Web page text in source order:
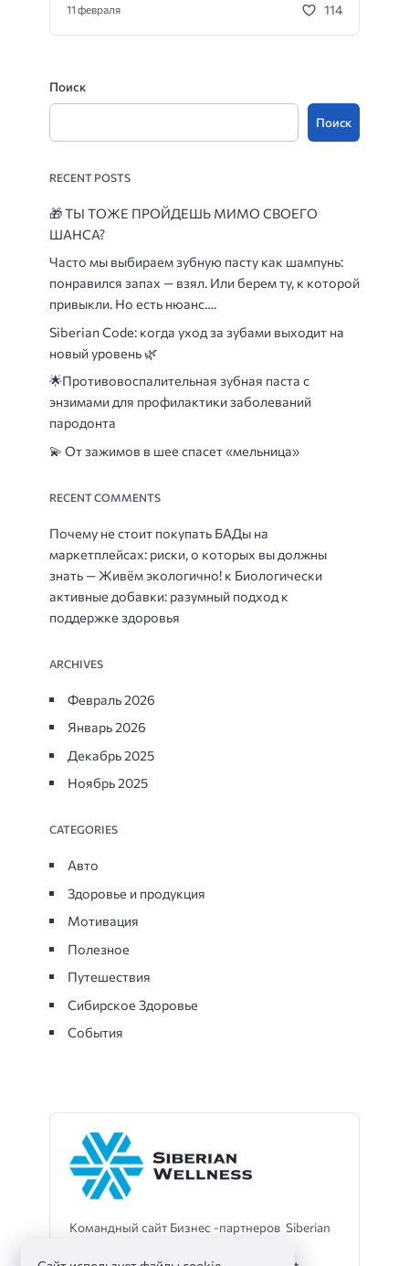
11 февраля 114
Поиск
Поиск
RECENT POSTS
🎁ТЫ ТОЖЕ ПРОЙДЕШЬ МИМО СВОЕГО
ШАНСА?
Часто мы выбираем зубную пасту как шампунь:
понравился запах — взял. Или берем ту, к которой
привыкли. Но есть нюанс….
Siberian Code: когда уход за зубами выходит на
новый уровень 🌿
🌟Противовоспалительная зубная паста с
энзимами для профилактики заболеваний
пародонта
💫 От зажимов в шее спасет «мельница»
RECENT COMMENTS
Почему не стоит покупать БАДы на
маркетплейсах: риски, о которых вы должны
знать — Живём экологично! к Биологически
активные добавки: разумный подход к
поддержке здоровья
ARCHIVES
Февраль 2026
Январь 2026
Декабрь 2025
Ноябрь 2025
CATEGORIES
Авто
Здоровье и продукция
Мотивация
Полезное
Путешествия
Сибирское Здоровье
События
Командный сайт Бизнес -партнеров Siberian